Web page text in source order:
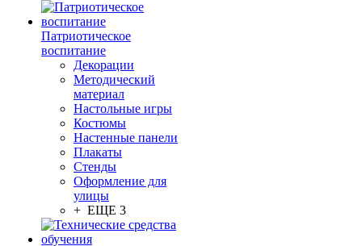
Патриотическое
воспитание
Декорации
Методический
материал
Настольные игры
Костюмы
Настенные панели
Плакаты
Стенды
Оформление для
улицы
+ ЕЩЕ 3